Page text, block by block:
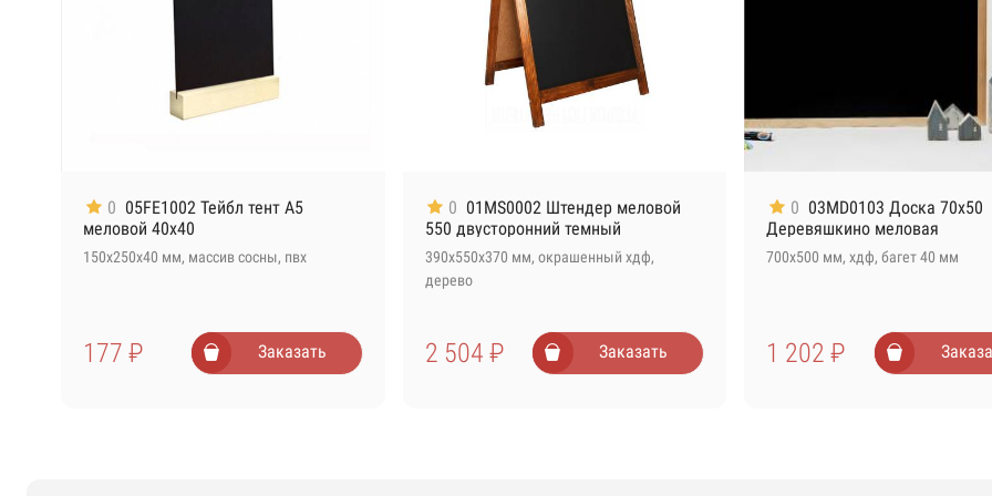
0 05FE1002 Тейбл тент А5
меловой 40х40
150х250х40 мм, массив сосны, пвх
177 ₽ Заказать
0 01MS0002 Штендер меловой
550 двусторонний темный
390х550х370 мм, окрашенный хдф,
дерево
2 504 ₽ Заказать
0 03MD0103 Доска 70х50
Деревяшкино меловая
700х500 мм, хдф, багет 40 мм
1 202 ₽